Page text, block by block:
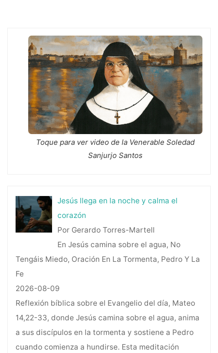
Toque para ver video de la Venerable Soledad
Sanjurjo Santos
Jesús llega en la noche y calma el
corazón
Por Gerardo Torres-Martell
En Jesús camina sobre el agua, No
Tengáis Miedo, Oración En La Tormenta, Pedro Y La
Fe
2026-08-09
Reflexión bíblica sobre el Evangelio del día, Mateo
14,22-33, donde Jesús camina sobre el agua, anima
a sus discípulos en la tormenta y sostiene a Pedro
cuando comienza a hundirse. Esta meditación